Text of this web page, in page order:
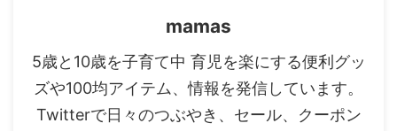
mamas
5歳と10歳を子育て中 育児を楽にする便利グッ
ズや100均アイテム、情報を発信しています。
Twitterで日々のつぶやき、セール、クーポン